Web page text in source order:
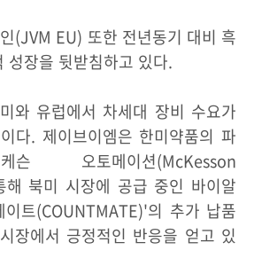
(JVM EU) 또한 전년동기 대비 흑
성장을 뒷받침하고 있다.
와 유럽에서 차세대 장비 수요가
다. 제이브이엠은 한미약품의 파
오토메이션(McKesson
북미 시장에 공급 중인 바이알
이트(COUNTMATE)'의 추가 납품
장에서 긍정적인 반응을 얻고 있